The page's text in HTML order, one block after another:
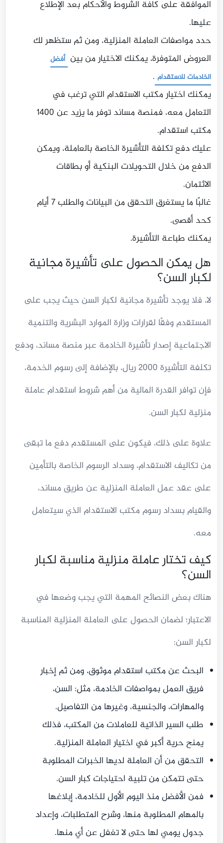
الموافقة على كافة الشروط والأحكام بعد الإطلاع
عليها.
حدد مواصفات العاملة المنزلية، ومن ثم ستظهر لك
العروض المتوفرة، يمكنك الاختيار من بين أفضل
الخادمات للاستقدام .
يمكنك اختيار مكتب الاستقدام التي ترغب في
التعامل معه، فمنصة مساند توفر ما يزيد عن 1400
مكتب استقدام.
عليك دفع تكلفة التأشيرة الخاصة بالعاملة، ويمكن
الدفع من خلال التحويلات البنكية أو بطاقات
الائتمان.
غالبًا ما يستغرق التحقق من البيانات والطلب 7 أيام
كحد أقصى.
يمكنك طباعة التأشيرة.
هل يمكن الحصول على تأشيرة مجانية
لكبار السن؟
لا، فلا يوجد تأشيرة مجانية لكبار السن حيث يجب على
المستقدم وفقًا لقرارات وزارة الموارد البشرية والتنمية
الاجتماعية إصدار تأشيرة الخادمة عبر منصة مساند، ودفع
تكلفة التأشيرة 2000 ريال، بالإضافة إلى رسوم الخدمة،
فإن توافر القدرة المالية من أهم شروط استقدام عاملة
منزلية لكبار السن.
علاوة على ذلك، فيكون على المستقدم دفع ما تبقى
من تكاليف الاستقدام، وسداد الرسوم الخاصة بالتأمين
على عقد عمل العاملة المنزلية عن طريق مساند،
والقيام بسداد رسوم مكتب الاستقدام الذي سيتعامل
معه.
كيف تختار عاملة منزلية مناسبة لكبار
السن؟
هناك بعض النصائح المهمة التي يجب وضعها في
الاعتبار؛ لضمان الحصول على العاملة المنزلية المناسبة
لكبار السن:
البحث عن مكتب استقدام موثوق، ومن ثم إخبار
فريق العمل بمواصفات الخادمة، مثل: السن،
والمهارات، والجنسية، وغيرها من التفاصيل.
طلب السير الذاتية للعاملات من المكتب، فذلك
يمنح حرية أكبر في اختيار العاملة المنزلية.
التحقق من أن العاملة لديها الخبرات المطلوبة
حتى تتمكن من تلبية احتياجات كبار السن.
فمن الأفضل منذ اليوم الأول للخادمة، إبلاغها
بالمهام المطلوبة منها، وشرح المتطلبات، وإعداد
جدول يومي لها حتى لا تغفل عن أي منها.